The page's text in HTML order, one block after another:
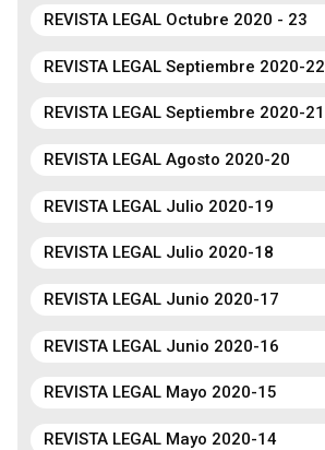
REVISTA LEGAL Octubre 2020 - 23
REVISTA LEGAL Septiembre 2020-22
REVISTA LEGAL Septiembre 2020-21
REVISTA LEGAL Agosto 2020-20
REVISTA LEGAL Julio 2020-19
REVISTA LEGAL Julio 2020-18
REVISTA LEGAL Junio 2020-17
REVISTA LEGAL Junio 2020-16
REVISTA LEGAL Mayo 2020-15
REVISTA LEGAL Mayo 2020-14